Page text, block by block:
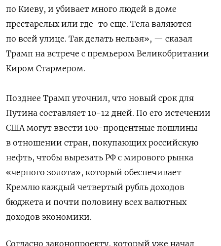
по Киеву, и убивает много людей в доме
престарелых или где-то еще. Тела валяются
по всей улице. Так делать нельзя», — сказал
Трамп на встрече с премьером Великобритании
Киром Стармером.
Позднее Трамп уточнил, что новый срок для
Путина составляет 10-12 дней. По его истечении
США могут ввести 100-процентные пошлины
в отношении стран, покупающих российскую
нефть, чтобы вырезать РФ с мирового рынка
«черного золота», который обеспечивает
Кремлю каждый четвертый рубль доходов
бюджета и почти половину всех валютных
доходов экономики.
Согласно законопроекту, который уже начал